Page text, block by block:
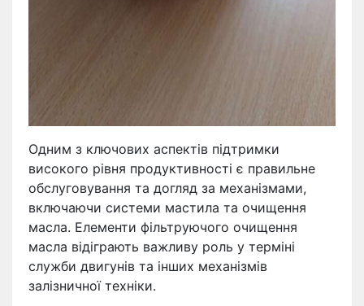
Одним з ключових аспектів підтримки
високого рівня продуктивності є правильне
обслуговування та догляд за механізмами,
включаючи системи мастила та очищення
масла. Елементи фільтруючого очищення
масла відіграють важливу роль у терміні
служби двигунів та інших механізмів
залізничної техніки.